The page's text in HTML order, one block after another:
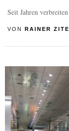
Seit Jahren
VON RAINER